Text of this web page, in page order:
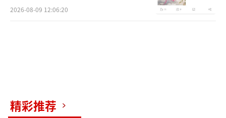
2026-08-09 12:06:20
精彩推荐